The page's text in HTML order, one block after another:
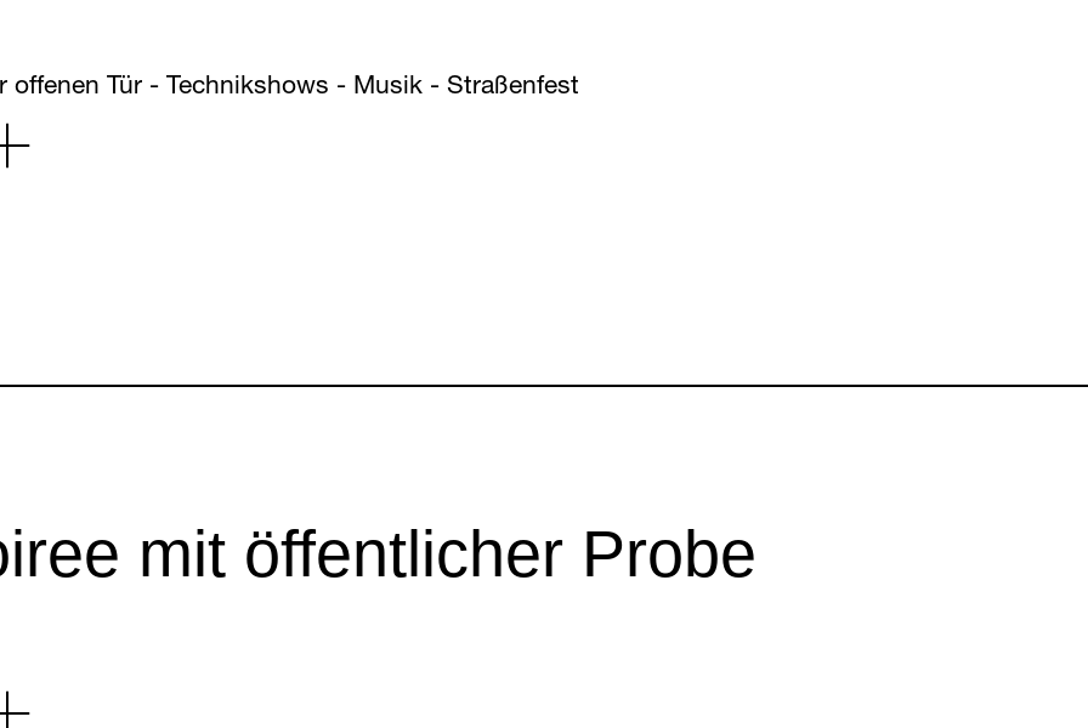
offenen Tür - Technikshows - Musik - Straßenfest
mit öffentlicher Probe